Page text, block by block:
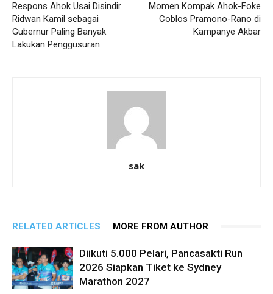
Respons Ahok Usai Disindir
Ridwan Kamil sebagai
Gubernur Paling Banyak
Lakukan Penggusuran
Momen Kompak Ahok-Foke
Coblos Pramono-Rano di
Kampanye Akbar
sak
RELATED ARTICLES MORE FROM AUTHOR
Diikuti 5.000 Pelari, Pancasakti Run
2026 Siapkan Tiket ke Sydney
Marathon 2027